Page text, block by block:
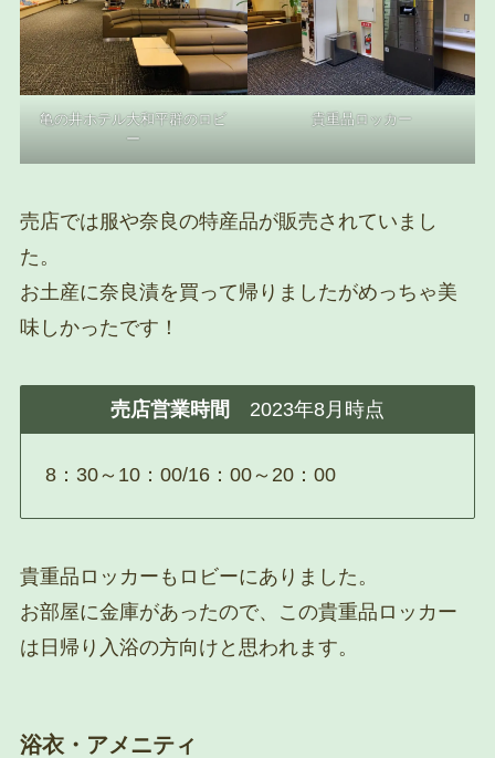
亀の井ホテル大和平群のロビ
ー
貴重品ロッカー
売店では服や奈良の特産品が販売されていまし
た。
お土産に奈良漬を買って帰りましたがめっちゃ美
味しかったです！
売店営業時間 2023年8月時点
8：30～10：00/16：00～20：00
貴重品ロッカーもロビーにありました。
お部屋に金庫があったので、この貴重品ロッカー
は日帰り入浴の方向けと思われます。
浴衣・アメニティ